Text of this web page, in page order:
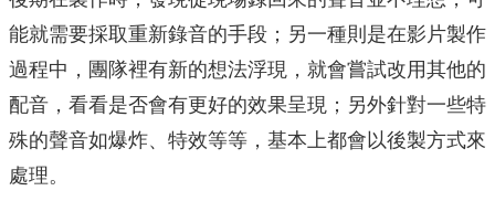
能就需要採取重新錄音的手段；另一種則是在影片製作
過程中，團隊裡有新的想法浮現，就會嘗試改用其他的
配音，看看是否會有更好的效果呈現；另外針對一些特
殊的聲音如爆炸、特效等等，基本上都會以後製方式來
處理。